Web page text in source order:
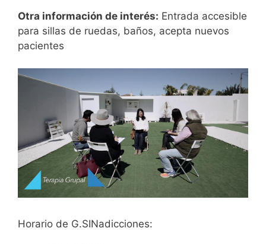
Otra información de interés: Entrada accesible
para sillas de ruedas, baños, acepta nuevos
pacientes
Horario de G.SINadicciones: